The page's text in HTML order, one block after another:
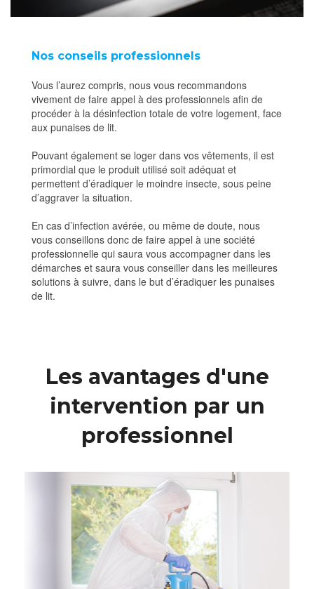
Nos conseils professionnels
Vous l’aurez compris, nous vous recommandons
vivement de faire appel à des professionnels afin de
procéder à la désinfection totale de votre logement, face
aux punaises de lit.
Pouvant également se loger dans vos vêtements, il est
primordial que le produit utilisé soit adéquat et
permettent d’éradiquer le moindre insecte, sous peine
d’aggraver la situation.
En cas d’infection avérée, ou même de doute, nous
vous conseillons donc de faire appel à une société
professionnelle qui saura vous accompagner dans les
démarches et saura vous conseiller dans les meilleures
solutions à suivre, dans le but d’éradiquer les punaises
de lit.
Les avantages d'une
intervention par un
professionnel